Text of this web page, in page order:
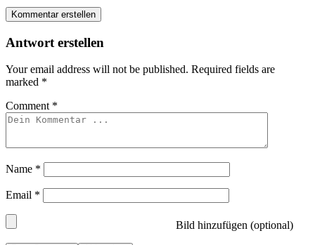
Kommentar erstellen
Antwort erstellen
Your email address will not be published. Required fields are
marked *
Comment *
Name *
Email *
Bild hinzufügen (optional)